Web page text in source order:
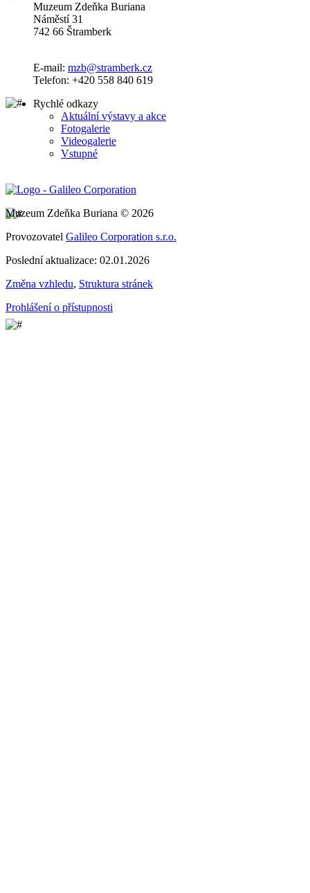
Muzeum Zdeňka Buriana
Náměstí 31
742 66 Štramberk
E-mail: mzb@stramberk.cz
Telefon: +420 558 840 619
Rychlé odkazy
Aktuální výstavy a akce
Fotogalerie
Videogalerie
Vstupné
Muzeum Zdeňka Buriana © 2026
Provozovatel Galileo Corporation s.r.o.
Poslední aktualizace: 02.01.2026
Změna vzhledu, Struktura stránek
Prohlášení o přístupnosti